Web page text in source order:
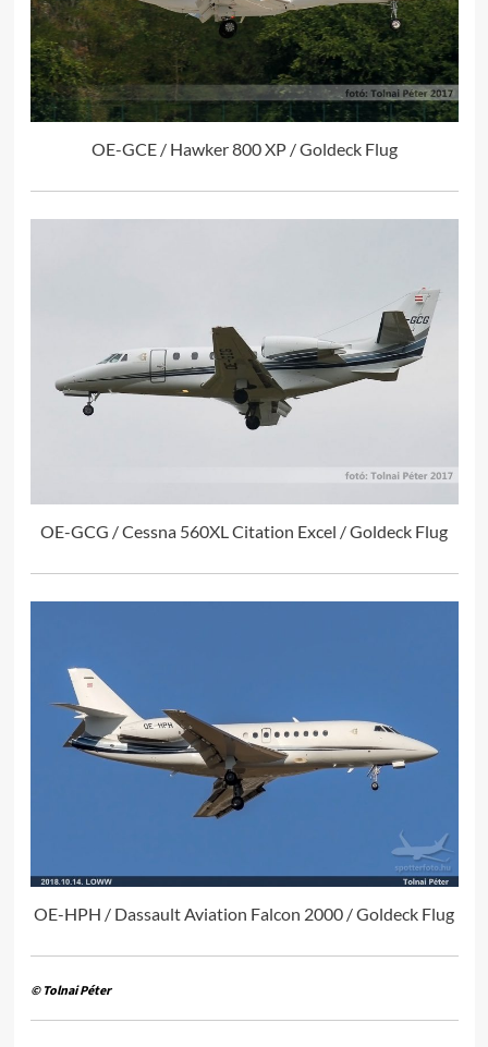
OE-GCE / Hawker 800 XP / Goldeck Flug
OE-GCG / Cessna 560XL Citation Excel / Goldeck Flug
OE-HPH / Dassault Aviation Falcon 2000 / Goldeck Flug
© Tolnai Péter